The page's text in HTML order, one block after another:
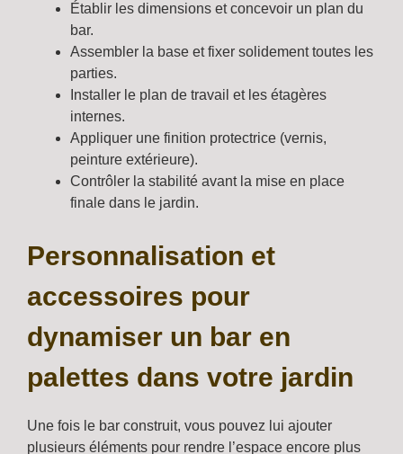
Établir les dimensions et concevoir un plan du
bar.
Assembler la base et fixer solidement toutes les
parties.
Installer le plan de travail et les étagères
internes.
Appliquer une finition protectrice (vernis,
peinture extérieure).
Contrôler la stabilité avant la mise en place
finale dans le jardin.
Personnalisation et
accessoires pour
dynamiser un bar en
palettes dans votre jardin
Une fois le bar construit, vous pouvez lui ajouter
plusieurs éléments pour rendre l’espace encore plus